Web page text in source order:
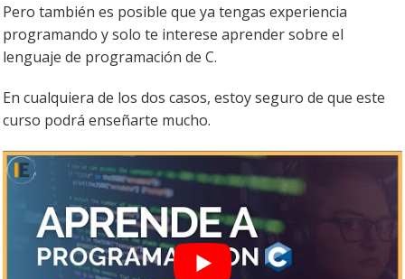
Pero también es posible que ya tengas experiencia
programando y solo te interese aprender sobre el
lenguaje de programación de C.
En cualquiera de los dos casos, estoy seguro de que este
curso podrá enseñarte mucho.